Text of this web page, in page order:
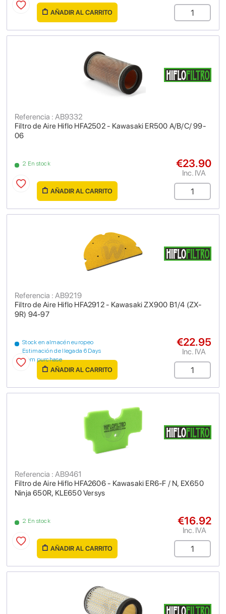
AÑADIR AL CARRITO
Filtro de Aire Hiflo HFA2502 - Kawasaki ER500 A/B/C/ 99-
06
Referencia : AB9332
2 En stock €23.90
Inc. IVA
AÑADIR AL CARRITO
Filtro de Aire Hiflo HFA2912 - Kawasaki ZX900 B1/4 (ZX-
9R) 94-97
Referencia : AB9219
Stock en almacén europeo
Estimación de llegada 6 Days
from purchase
€22.95
Inc. IVA
AÑADIR AL CARRITO
Filtro de Aire Hiflo HFA2606 - Kawasaki ER6-F / N, EX650
Ninja 650R, KLE650 Versys
Referencia : AB9461
2 En stock €16.92
Inc. IVA
AÑADIR AL CARRITO